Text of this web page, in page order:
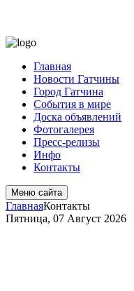
Главная
Новости Гатчины
Город Гатчина
События в мире
Доска объявлений
Фотогалерея
Пресс-релизы
Инфо
Контакты
Меню сайта
ГлавнаяКонтакты
Пятница, 07 Август 2026